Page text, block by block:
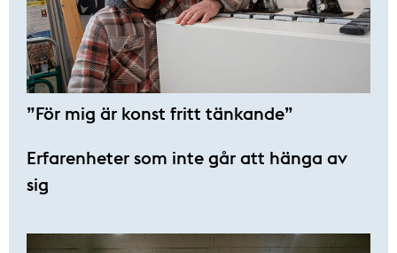
”För mig är konst fritt tänkande”
Erfarenheter som inte går att hänga av
sig